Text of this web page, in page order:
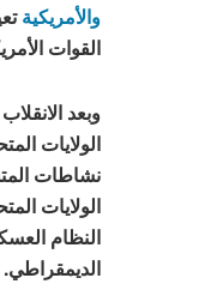
والأمريكية
القوات
وبعد
الولايات
نشاطات
الولايات
النظام
الديمقراطي.